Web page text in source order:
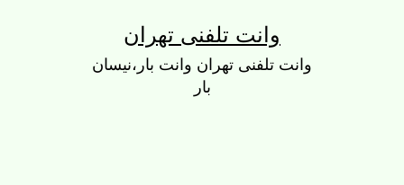
وانت تلفنی تهران
وانت تلفنی تهران وانت بار،نیسان
بار